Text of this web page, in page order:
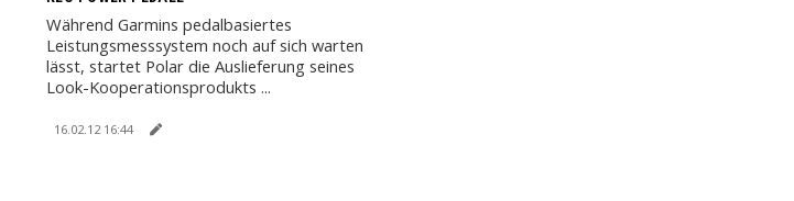
Während Garmins pedalbasiertes
Leistungsmesssystem noch auf sich warten
lässt, startet Polar die Auslieferung seines
Look-Kooperationsprodukts ...
16.02.12 16:44